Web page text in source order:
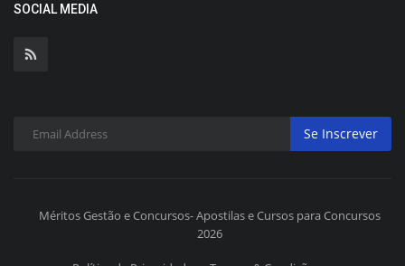
SOCIAL MEDIA
Se Inscrever
Méritos Gestão e Concursos- Apostilas e Cursos para Concursos
2026